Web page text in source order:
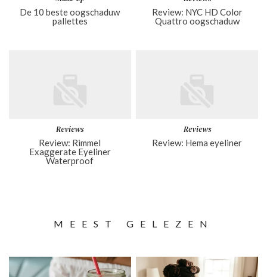
De 10 beste oogschaduw
pallettes
Review: NYC HD Color
Quattro oogschaduw
Reviews
Review: Rimmel
Exaggerate Eyeliner
Waterproof
Reviews
Review: Hema eyeliner
MEEST GELEZEN